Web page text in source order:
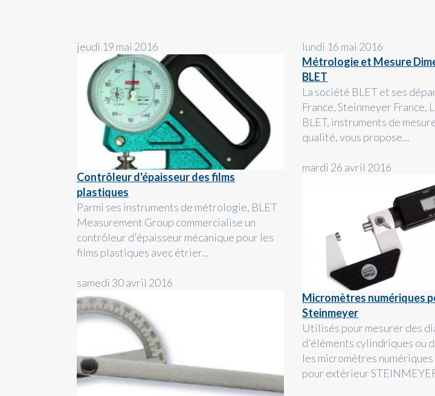
jeudi 19 mai 2016
Contrôleur d'épaisseur des films
plastiques
Parmi ses instruments de métrologie, BLET
Measurement Group commercialise un
contrôleur d'épaisseur mécanique pour les
films plastiques avec étrier...
samedi 30 avril 2016
lundi 16 mai 2016
Métrologie et Mesure
BLET
La société BLET et ses
France, Steinmeyer France,
BLET, instruments de
qualité, vous propose...
mardi 26 avril 2016
Micromètres numériques
Steinmeyer
Utilisés pour mesurer des
d'éléments cylindriques ou
les micromètres
pour extérieur